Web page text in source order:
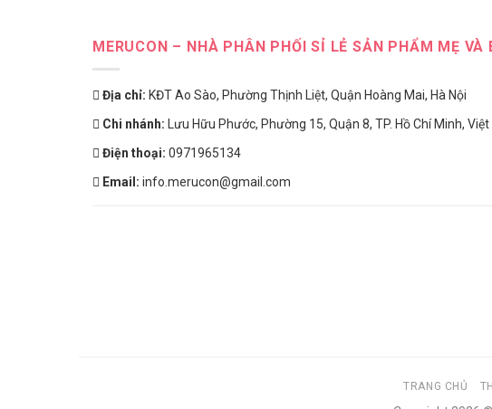
MERUCON – NHÀ PHÂN PHỐI SỈ LẺ SẢN PHẨM MẸ VÀ
Địa chỉ: KĐT Ao Sào, Phường Thịnh Liệt, Quận Hoàng Mai, Hà Nội
Chi nhánh: Lưu Hữu Phước, Phường 15, Quận 8, TP. Hồ Chí Minh,
Điện thoại: 0971965134
Email: info.merucon@gmail.com
TRANG CHỦ